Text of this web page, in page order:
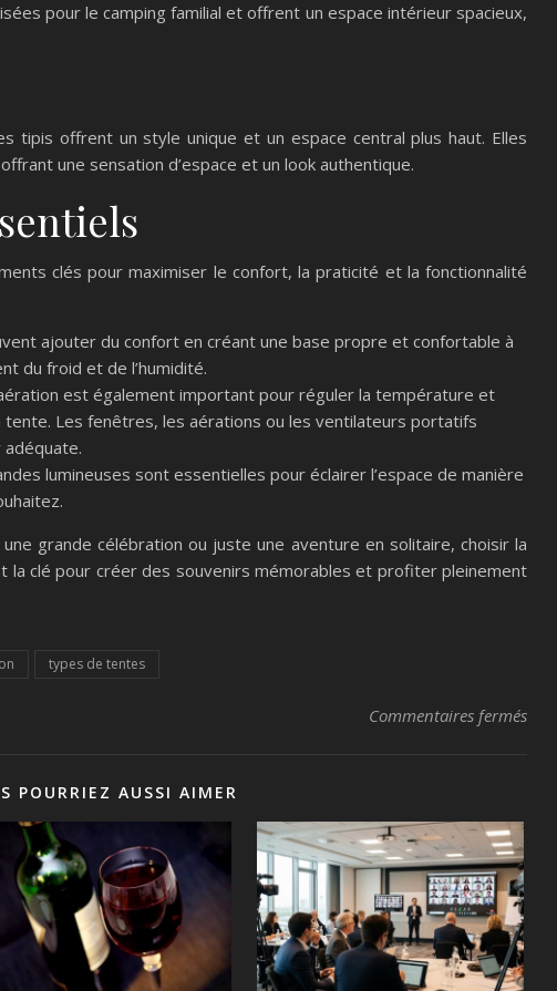
pour le camping familial et offrent un espace intérieur spacieux,
tipis offrent un style unique et un espace central plus haut. Elles
une sensation d’espace et un look authentique.
clés pour maximiser le confort, la praticité et la fonctionnalité
ajouter du confort en créant une base propre et confortable à
du froid et de l’humidité.
est également important pour réguler la température et
tente. Les fenêtres, les aérations ou les ventilateurs portatifs
adéquate.
lumineuses sont essentielles pour éclairer l’espace de manière
grande célébration ou juste une aventure en solitaire, choisir la
la clé pour créer des souvenirs mémorables et profiter pleinement
types de tentes
Commentaires ferméssur
POURRIEZ AUSSI AIMER